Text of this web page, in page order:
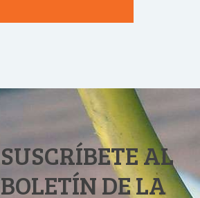
SUSCRÍBETE AL
BOLETÍN DE LA